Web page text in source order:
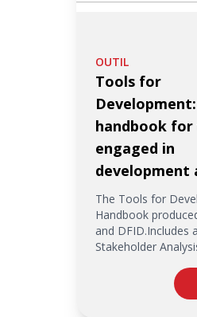
OUTIL
Tools for
handbook for
engaged in
development
The Tools for
Handbook
and DFID.Includes
Stakeholder